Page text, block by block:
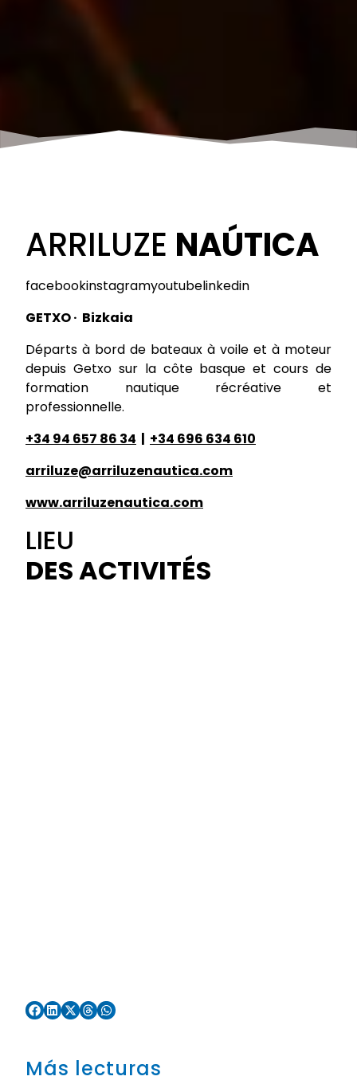
ARRILUZE NAÚTICA
facebookinstagramyoutubelinkedin
GETXO · Bizkaia
Départs à bord de bateaux à voile et à moteur
depuis Getxo sur la côte basque et cours de
formation nautique récréative et
professionnelle.
+34 94 657 86 34 | +34 696 634 610
arriluze@arriluzenautica.com
www.arriluzenautica.com
LIEU
DES ACTIVITÉS
Más lecturas